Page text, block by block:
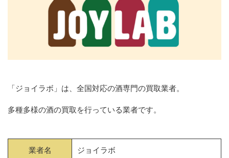
「ジョイラボ」は、全国対応の酒専門の買取業者。
多種多様の酒の買取を行っている業者です。
業者名 ジョイラボ